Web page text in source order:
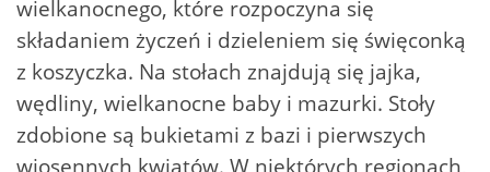
wielkanocnego, które rozpoczyna się
składaniem życzeń i dzieleniem się święconką
z koszyczka. Na stołach znajdują się jajka,
wędliny, wielkanocne baby i mazurki. Stoły
zdobione są bukietami z bazi i pierwszych